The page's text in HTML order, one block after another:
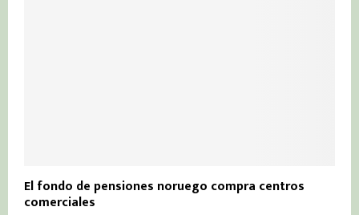
El fondo de pensiones noruego compra centros
comerciales